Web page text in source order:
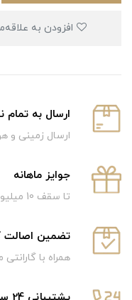
ارسال به تمام
ارسال زمینی و
جوایز ماهانه
تا سقف 10 میلیون تومان
تضمین اصالت
همراه با گارانتی